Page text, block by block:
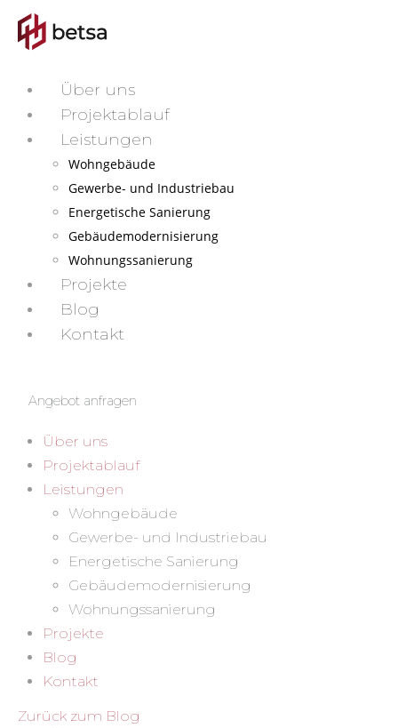
Über uns
Projektablauf
Leistungen
Wohngebäude
Gewerbe- und Industriebau
Energetische Sanierung
Gebäudemodernisierung
Wohnungssanierung
Projekte
Blog
Kontakt
Angebot anfragen
Über uns
Projektablauf
Leistungen
Wohngebäude
Gewerbe- und Industriebau
Energetische Sanierung
Gebäudemodernisierung
Wohnungssanierung
Projekte
Blog
Kontakt
Zurück zum Blog